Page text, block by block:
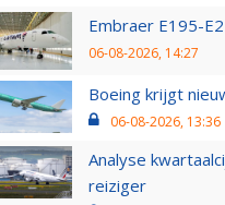
Embraer E195-
06-08-2026, 14:27
Boeing krijgt
06-08-2026, 13:36
Analyse
reiziger